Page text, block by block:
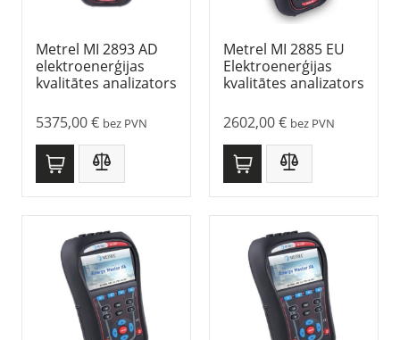
Metrel MI 2893 AD
elektroenerģijas
kvalitātes analizators
5375,00€ bez PVN
Metrel MI 2885 EU
Elektroenerģijas
kvalitātes analizators
2602,00€ bez PVN